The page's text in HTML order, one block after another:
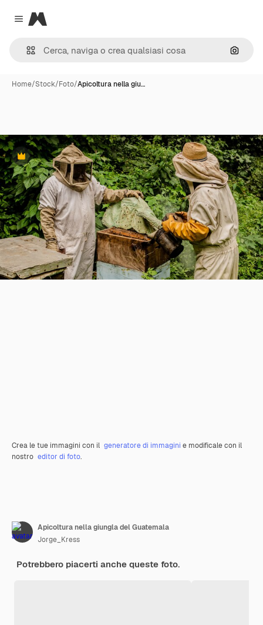
Close menu
Magnific
Cerca
Home/Stock/Foto/Apicoltura nella giu…
Premium
Crea le tue immagini con il generatore di immagini e modificale con il
nostro editor di foto.
Apicoltura nella giungla del Guatemala
Jorge_Kress
Potrebbero piacerti anche queste foto.